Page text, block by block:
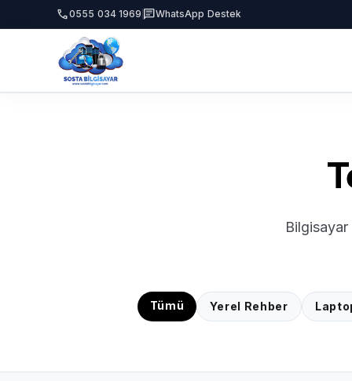
call0555 034 1969 chatWhatsApp Destek
Tümü Yerel Rehber